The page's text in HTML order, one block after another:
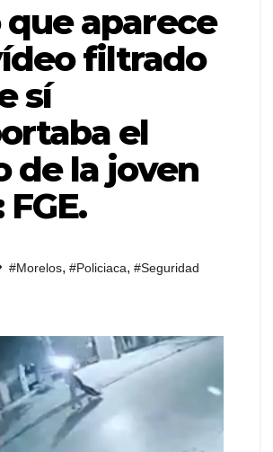
aparece
filtrado
sí
el
de la joven
#Morelos, #Policiaca, #Seguridad